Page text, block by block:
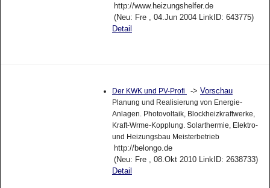
http://www.heizungshelfer.de
(Neu: Fre , 04.Jun 2004 LinkID: 643775)
Detail
Der KWK und PV-Profi -> Vorschau
Planung und Realisierung von Energie-
Anlagen. Photovoltaik, Blockheizkraftwerke,
Kraft-Wrme-Kopplung. Solarthermie, Elektro-
und Heizungsbau Meisterbetrieb
http://belongo.de
(Neu: Fre , 08.Okt 2010 LinkID: 2638733)
Detail